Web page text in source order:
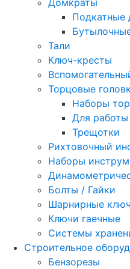
Домкраты
Подкатные
Тали
Ключ-кресты
Торцовые
Наборы
Для
Трещотки
Рихтовочный
Наборы
Болты / Гайки
Шарнирные
Ключи гаечные
Системы
Строительное
Бензорезы